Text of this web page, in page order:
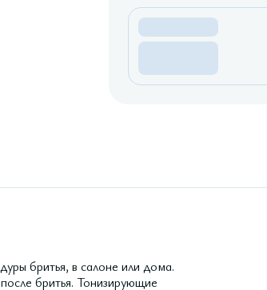
бритья, в салоне или дома.
бритья. Тонизирующие